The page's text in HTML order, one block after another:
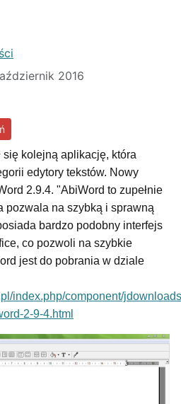
2016
się kolejną aplikację, która
edytory tekstów. Nowy
2.9.4. "AbiWord to zupełnie
pozwala na szybką i sprawną
bardzo podobny interfejs
co pozwoli na szybkie
jest do pobrania w dziale
index.php/component/
2-9-4.html